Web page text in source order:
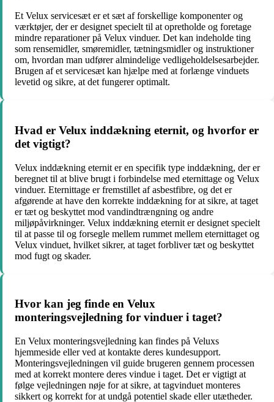
Et Velux servicesæt er et sæt af forskellige komponenter og
værktøjer, der er designet specielt til at opretholde og foretage
mindre reparationer på Velux vinduer. Det kan indeholde ting
som rensemidler, smøremidler, tætningsmidler og instruktioner
om, hvordan man udfører almindelige vedligeholdelsesarbejder.
Brugen af et servicesæt kan hjælpe med at forlænge vinduets
levetid og sikre, at det fungerer optimalt.
Hvad er Velux inddækning eternit, og hvorfor er
det vigtigt?
Velux inddækning eternit er en specifik type inddækning, der er
beregnet til at blive brugt i forbindelse med eternittage og Velux
vinduer. Eternittage er fremstillet af asbestfibre, og det er
afgørende at have den korrekte inddækning for at sikre, at taget
er tæt og beskyttet mod vandindtrængning og andre
miljøpåvirkninger. Velux inddækning eternit er designet specielt
til at passe til og forsegle mellem rummet mellem eternittaget og
Velux vinduet, hvilket sikrer, at taget forbliver tæt og beskyttet
mod fugt og skader.
Hvor kan jeg finde en Velux
monteringsvejledning for vinduer i taget?
En Velux monteringsvejledning kan findes på Veluxs
hjemmeside eller ved at kontakte deres kundesupport.
Monteringsvejledningen vil guide brugeren gennem processen
med at korrekt montere deres vindue i taget. Det er vigtigt at
følge vejledningen nøje for at sikre, at tagvinduet monteres
sikkert og korrekt for at undgå potentiel skade eller utætheder.